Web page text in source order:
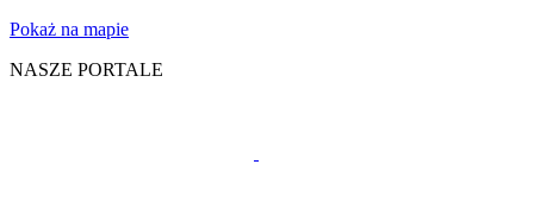
Pokaż na mapie
NASZE PORTALE